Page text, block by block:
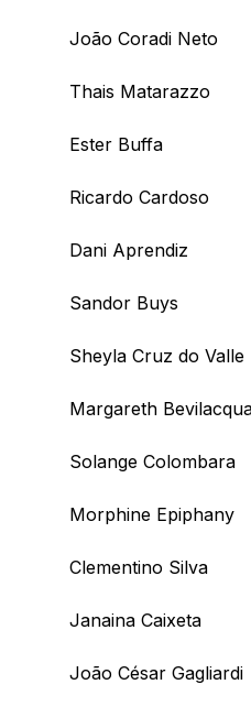
João Coradi Neto
Thais Matarazzo
Ester Buffa
Ricardo Cardoso
Dani Aprendiz
Sandor Buys
Sheyla Cruz do Valle
Margareth
Solange Colombara
Morphine Epiphany
Clementino Silva
Janaina Caixeta
João César Gagliardi